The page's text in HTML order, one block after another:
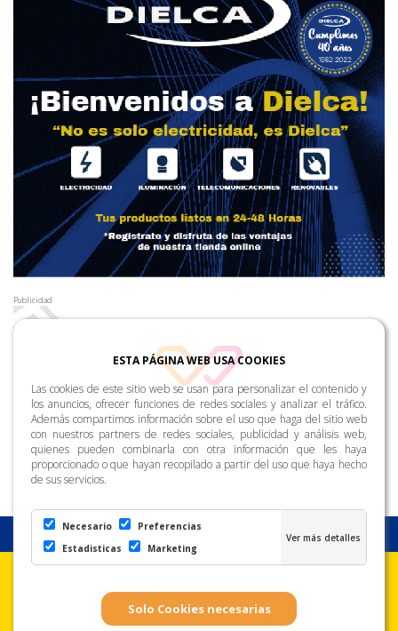
Publicidad
ESTA PÁGINA WEB USA COOKIES
Las cookies de este sitio web se usan para personalizar el contenido y
los anuncios, ofrecer funciones de redes sociales y analizar el tráfico.
Además compartimos información sobre el uso que haga del sitio web
con nuestros partners de redes sociales, publicidad y análisis web,
quienes pueden combinarla con otra información que les haya
proporcionado o que hayan recopilado a partir del uso que haya hecho
de sus servicios.
Necesario
Preferencias
Estadisticas
Marketing